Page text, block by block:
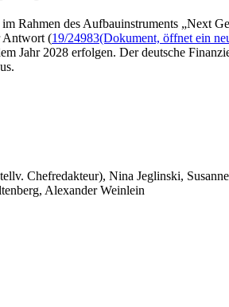
des Aufbauinstruments „Next
Antwort (19/24983(Dokument, öffnet ein
Jahr 2028 erfolgen. Der deutsche
Chefredakteur), Nina Jeglinski,
Alexander Weinlein